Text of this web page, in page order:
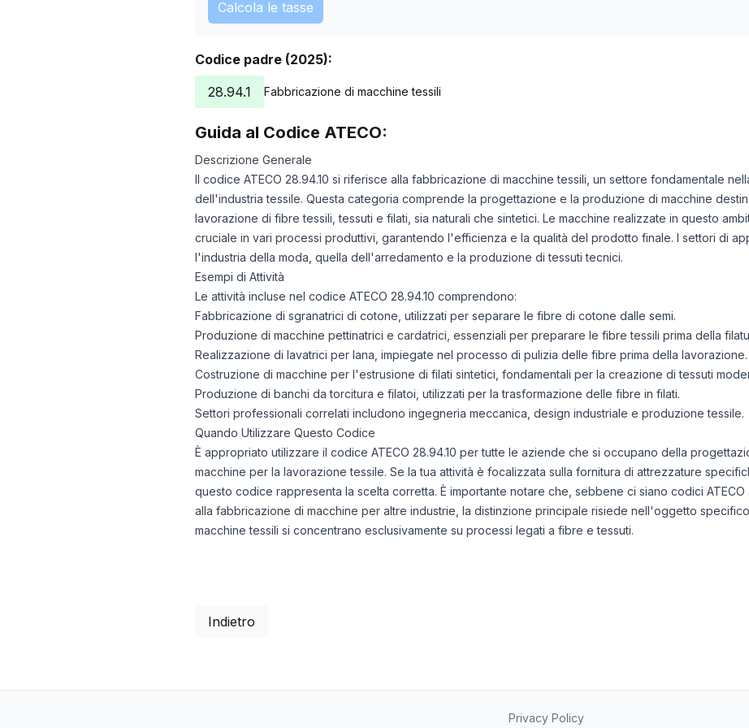
Calcola le tasse
Codice padre (2025):
28.94.1
Fabbricazione di macchine tessili
Guida al Codice ATECO:
Descrizione Generale
Il codice ATECO 28.94.10 si riferisce alla fabbricazione di macchine tessili, un settore fondamentale
dell'industria tessile. Questa categoria comprende la progettazione e la produzione di macchine
lavorazione di fibre tessili, tessuti e filati, sia naturali che sintetici. Le macchine realizzate in questo
cruciale in vari processi produttivi, garantendo l'efficienza e la qualità del prodotto finale. I settori di
l'industria della moda, quella dell'arredamento e la produzione di tessuti tecnici.
Esempi di Attività
Le attività incluse nel codice ATECO 28.94.10 comprendono:
Fabbricazione di sgranatrici di cotone, utilizzati per separare le fibre di cotone dalle semi.
Produzione di macchine pettinatrici e cardatrici, essenziali per preparare le fibre tessili prima della
Realizzazione di lavatrici per lana, impiegate nel processo di pulizia delle fibre prima della lavorazione.
Costruzione di macchine per l'estrusione di filati sintetici, fondamentali per la creazione di tessuti
Produzione di banchi da torcitura e filatoi, utilizzati per la trasformazione delle fibre in filati.
Settori professionali correlati includono ingegneria meccanica, design industriale e produzione tessile.
Quando Utilizzare Questo Codice
È appropriato utilizzare il codice ATECO 28.94.10 per tutte le aziende che si occupano della
macchine per la lavorazione tessile. Se la tua attività è focalizzata sulla fornitura di attrezzature
questo codice rappresenta la scelta corretta. È importante notare che, sebbene ci siano codici ATECO
alla fabbricazione di macchine per altre industrie, la distinzione principale risiede nell'oggetto
macchine tessili si concentrano esclusivamente su processi legati a fibre e tessuti.
Indietro
Privacy Policy